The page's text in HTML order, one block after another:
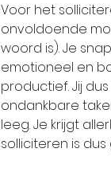
Voor het
onvoldoende
woord is). Je
emotioneel en
productief. Jij
ondankbare
leeg. Je krijgt
solliciteren is